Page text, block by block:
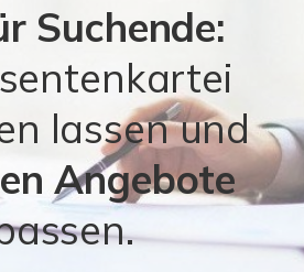
Suchende:
lassen und
Angebote